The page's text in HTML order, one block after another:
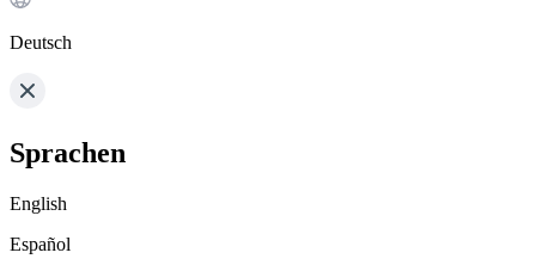
Deutsch
Sprachen
English
Español